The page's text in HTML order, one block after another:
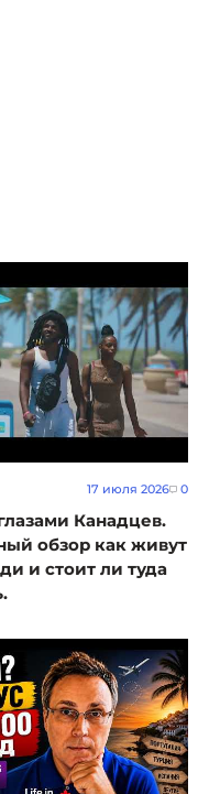
17 июля 2026 0
Канадцев.
обзор как живут
и стоит ли туда